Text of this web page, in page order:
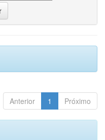
Anterior 1 Próximo